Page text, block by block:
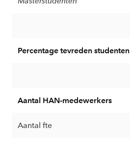
Percentage tevreden studenten
Aantal HAN-medewerkers
Aantal fte